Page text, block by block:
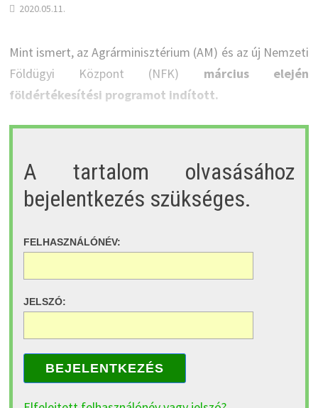
2020.05.11.
Mint ismert, az Agrárminisztérium (AM) és az új Nemzeti
Földügyi Központ (NFK) március elején
földértékesítési programot indított.
A tartalom olvasásához
bejelentkezés szükséges.
FELHASZNÁLÓNÉV:
JELSZÓ:
BEJELENTKEZÉS